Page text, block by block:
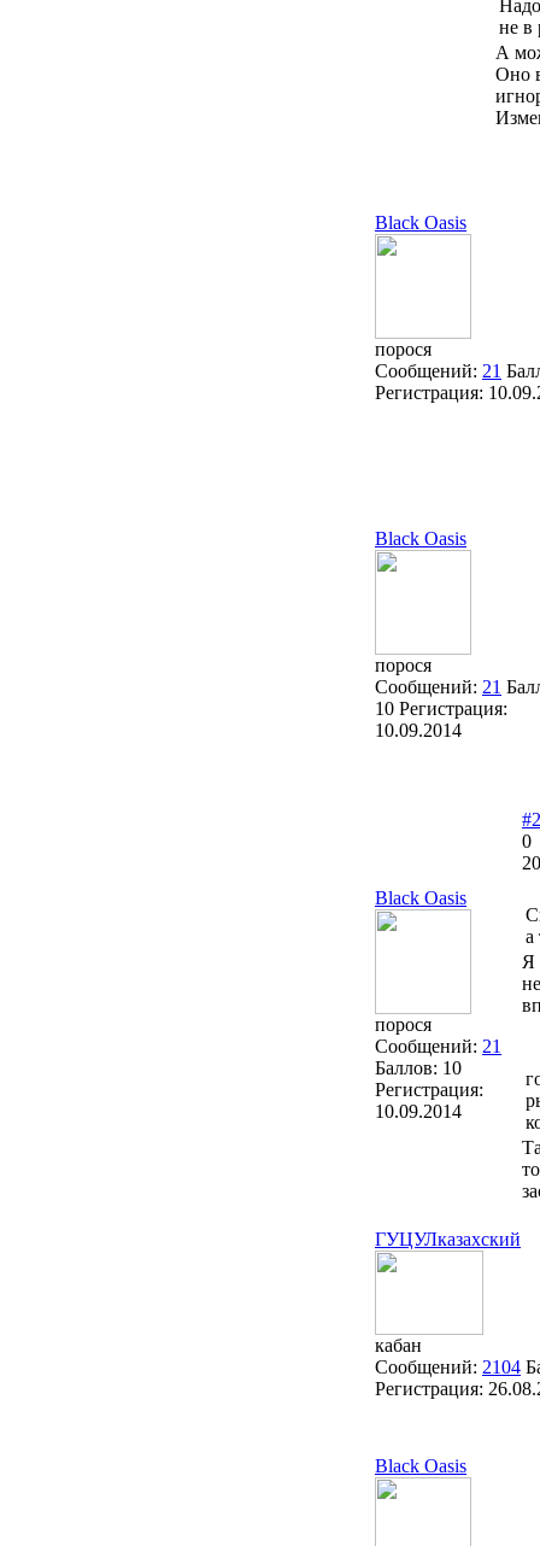
не в
А
Оно
Black Oasis
порося
Сообщений: 21
Регистрация:
Black Oasis
порося
Сообщений: 21
10 Регистрация:
10.09.2014
Black Oasis
порося
Сообщений: 21
Баллов: 10
Регистрация:
10.09.2014
0
а
Я
ГУЦУЛказахский
кабан
Сообщений: 2104
Регистрация:
Black Oasis